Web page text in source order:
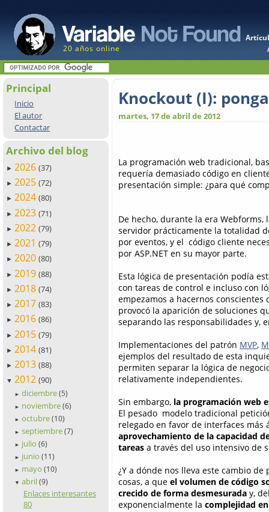
20 años online
Principal
Inicio
El autor
Contactar
Archivo del blog
► 2026 (37)
► 2025 (72)
► 2024 (80)
► 2023 (71)
► 2022 (79)
► 2021 (79)
► 2020 (80)
► 2019 (88)
► 2018 (74)
► 2017 (83)
► 2016 (86)
► 2015 (79)
► 2014 (81)
► 2013 (88)
▼ 2012 (90)
► diciembre (5)
► noviembre (6)
► octubre (10)
► septiembre (7)
► julio (6)
► junio (11)
► mayo (10)
▼ abril (9)
Enlaces interesantes
80
Knockout (I):
martes, 17 de abril de 2012
La programación web tradicional,
requería demasiado código en
presentación simple: ¿para qué
De hecho, durante la era
servidor prácticamente la totalidad
por eventos, y el código cliente
por ASP.NET en su mayor parte.
Esta lógica de presentación podía
con tareas de control e incluso con
empezamos a hacernos
provocó la aparición de soluciones
separando las responsabilidades y,
Implementaciones del patrón MVP,
ejemplos del resultado de esta
permiten separar la lógica de
relativamente independientes.
Sin embargo, la programación web
El pesado modelo tradicional
relegado en favor de interfaces más
aprovechamiento de la capacidad
tareas a través del uso intensivo de
¿Y a dónde nos lleva este cambio de
cosas, a que el volumen de código
crecido de forma desmesurada y,
exponencialmente la complejidad